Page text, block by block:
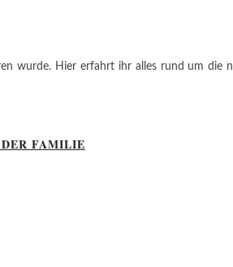
wurde. Hier erfahrt ihr alles rund um die
FAMILIE